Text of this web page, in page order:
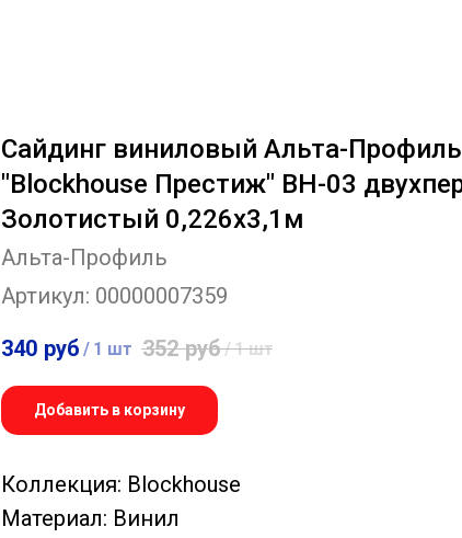
Сайдинг виниловый Альта-Профиль
"Blockhouse Престиж" BH-03
Золотистый 0,226х3,1м
Альта-Профиль
Артикул: 00000007359
340 руб / 1 шт 352 руб/1 шт
Добавить в корзину
Коллекция: Blockhouse
Материал: Винил